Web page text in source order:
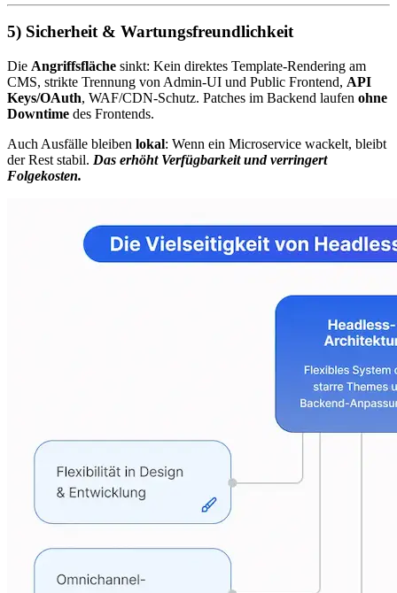
5) Sicherheit & Wartungsfreundlichkeit
Die Angriffsfläche sinkt: Kein direktes Template-Rendering am
CMS, strikte Trennung von Admin-UI und Public Frontend, API
Keys/OAuth, WAF/CDN-Schutz. Patches im Backend laufen ohne
Downtime des Frontends.
Auch Ausfälle bleiben lokal: Wenn ein Microservice wackelt, bleibt
der Rest stabil. Das erhöht Verfügbarkeit und verringert
Folgekosten.